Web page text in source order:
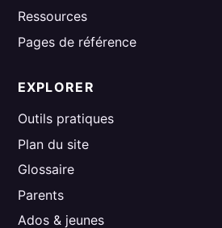
Ressources
Pages de référence
EXPLORER
Outils pratiques
Plan du site
Glossaire
Parents
Ados & jeunes